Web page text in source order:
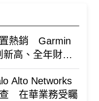
熱銷 Garmin
新高、全年財測
Alto Networks
在華業務受矚